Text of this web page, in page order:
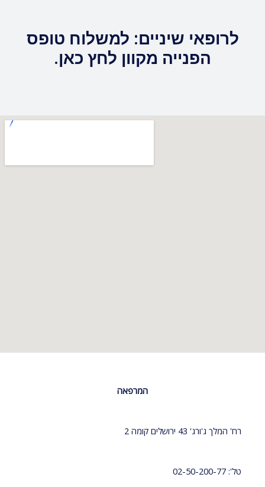
לרופאי שיניים: למשלוח טופס
הפנייה מקוון לחץ כאן.
המרפאה
רח' המלך ג'ורג' 43 ירושלים קומה 2
טל': 02-50-200-77